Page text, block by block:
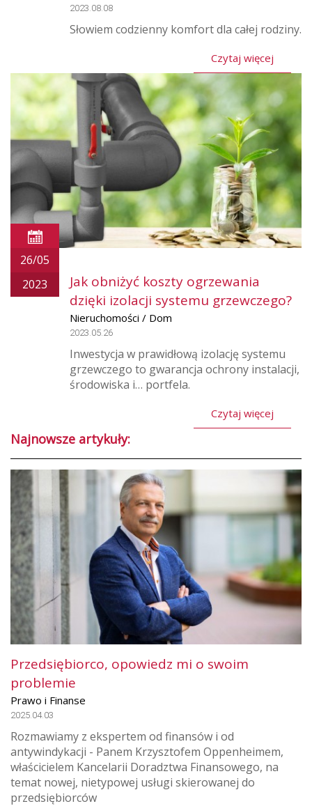
2023.08.08
Słowiem codzienny komfort dla całej rodziny.
Czytaj więcej
26/05
2023
Jak obniżyć koszty ogrzewania
dzięki izolacji systemu grzewczego?
Nieruchomości / Dom
2023.05.26
Inwestycja w prawidłową izolację systemu
grzewczego to gwarancja ochrony instalacji,
środowiska i… portfela.
Czytaj więcej
Najnowsze artykuły:
Przedsiębiorco, opowiedz mi o swoim
problemie
Prawo i Finanse
2025.04.03
Rozmawiamy z ekspertem od finansów i od
antywindykacji - Panem Krzysztofem Oppenheimem,
właścicielem Kancelarii Doradztwa Finansowego, na
temat nowej, nietypowej usługi skierowanej do
przedsiębiorców